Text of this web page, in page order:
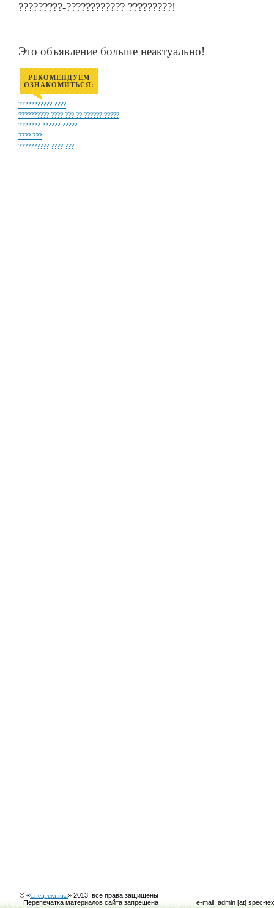
?????????-???????????? ?????????!
Это объявление больше неактуально!
РЕКОМЕНДУЕМ
ОЗНАКОМИТЬСЯ:
??????????? ????
?????????? ???? ??? ?? ?????? ?????
??????? ?????? ?????
???? ???
?????????? ???? ???
© «Спецтехника» 2013. все права защищены
Перепечатка материалов сайта запрещена
e-mail: admin [at] spec-